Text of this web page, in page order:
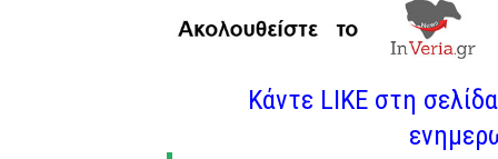
Κάντε LIKE στη